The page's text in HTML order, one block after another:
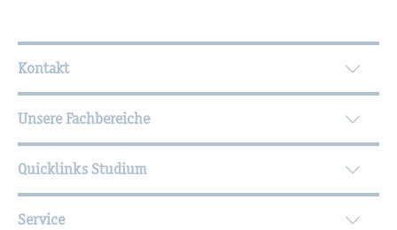
Wei­ter­füh­ren­de In­for­ma­tio­nen
Kontakt
Unsere Fachbereiche
Quicklinks Studium
Service